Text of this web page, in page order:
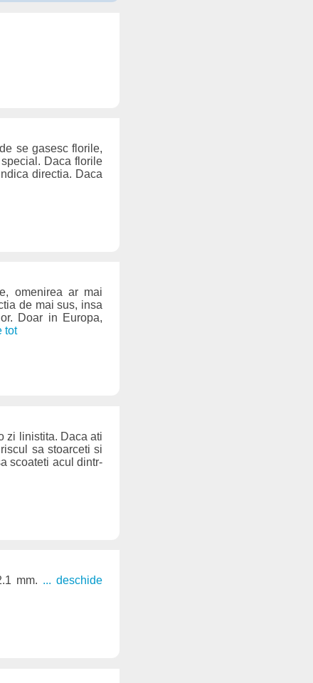
se gasesc florile,
Daca florile
directia. Daca
omenirea ar mai
de mai sus, insa
Doar in Europa,
tot
zi linistita. Daca ati
sa stoarceti si
scoateti acul dintr-
mm. ... deschide